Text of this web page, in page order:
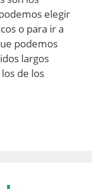
elegir
o para ir a
podemos
largos
de los